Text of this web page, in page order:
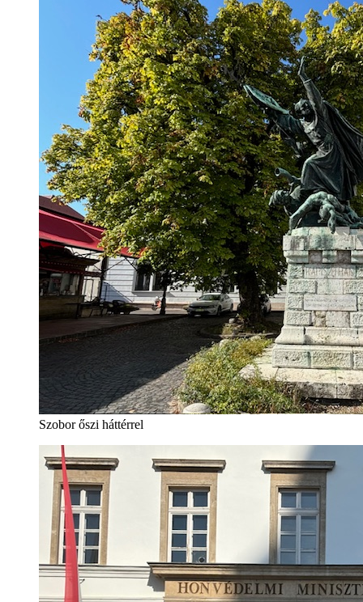
Szobor őszi háttérrel